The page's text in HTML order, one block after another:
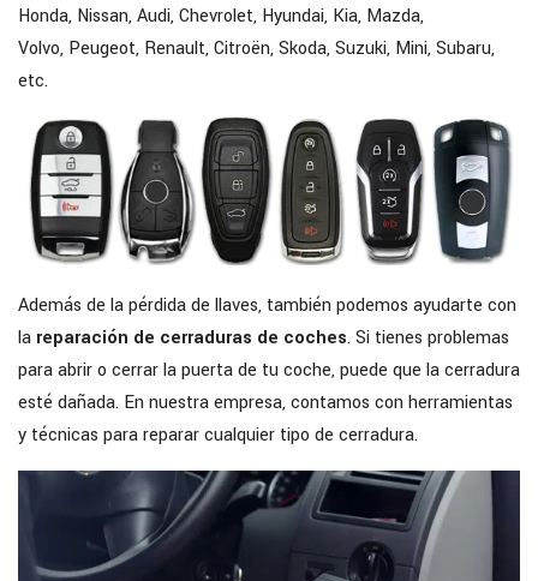
Honda, Nissan, Audi, Chevrolet, Hyundai, Kia, Mazda,
Volvo, Peugeot, Renault, Citroën, Skoda, Suzuki, Mini, Subaru,
etc.
Además de la pérdida de llaves, también podemos ayudarte con
la reparación de cerraduras de coches. Si tienes problemas
para abrir o cerrar la puerta de tu coche, puede que la cerradura
esté dañada. En nuestra empresa, contamos con herramientas
y técnicas para reparar cualquier tipo de cerradura.